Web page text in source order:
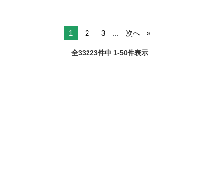
1 2 3 ... 次へ
全33223件中 1-50件表示